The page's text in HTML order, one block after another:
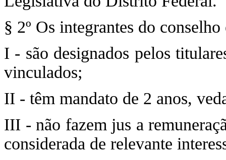
§ 2º Os integrantes do
I - são designados pelos
vinculados;
II - têm mandato de 2 anos,
III - não fazem jus a
considerada de relevante